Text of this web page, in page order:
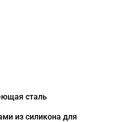
сталь
из силикона для